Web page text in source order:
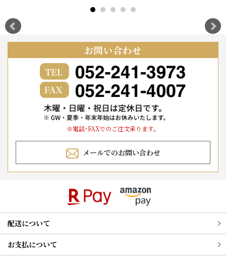
お問い合わせ
※電話･FAXでのご注文承ります。
メールでのお問い合わせ
配送について
お支払について